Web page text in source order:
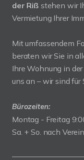
der Riß stehen wir
Vermietung Ihrer
Mit umfassendem
beraten wir Sie in
Ihre Wohnung in
uns an – wir sind für
Bürozeiten:
Montag - Freitag
Sa. + So. nach